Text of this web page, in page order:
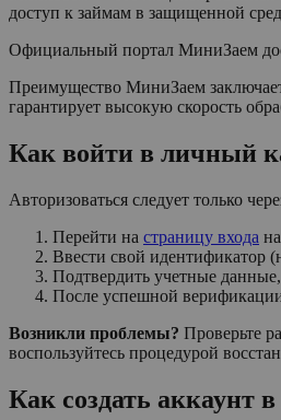
доступ к займам в защищенной
Официальный портал МиниЗаем
Преимущество МиниЗаем
гарантирует высокую скорость
Как войти в личный
Авторизоваться следует только
Перейти на страницу входа
Ввести свой идентификатор
Подтвердить учетные
После успешной
Возникли проблемы? Проверьте
воспользуйтесь процедурой
Как создать аккаунт